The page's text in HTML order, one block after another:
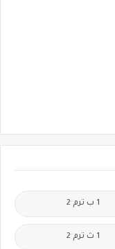
1 ب ترم 2
1 ث ترم 2